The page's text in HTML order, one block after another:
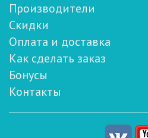
Производители
Скидки
Оплата и доставка
Как сделать заказ
Бонусы
Контакты